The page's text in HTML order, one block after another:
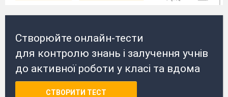
Створюйте онлайн-тести
для контролю знань і залучення учнів
до активної роботи у класі та вдома
СТВОРИТИ ТЕСТ